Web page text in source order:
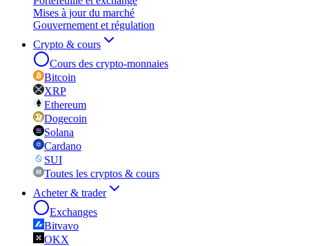
Mises à jour du marché
Gouvernement et régulation
Crypto & cours
Cours des crypto-monnaies
Bitcoin
XRP
Ethereum
Dogecoin
Solana
Cardano
SUI
Toutes les cryptos & cours
Acheter & trader
Exchanges
Bitvavo
OKX